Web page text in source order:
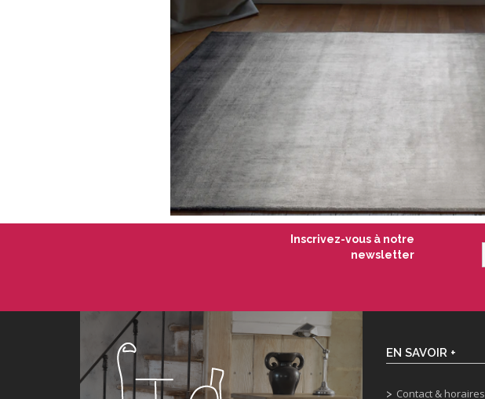
Inscrivez-vous à notre
newsletter
EN SAVOIR +
Contact & horaires